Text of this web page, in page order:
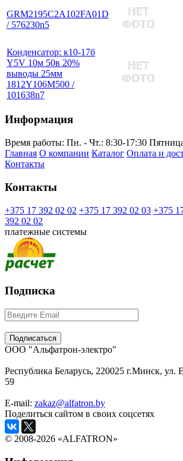
GRM2195C2A102FA01D
/ 576230n5
Конденсатор: к10-17б
Y5V 10м 50в 20%
выводы 25мм
1812Y106M500 /
101638n7
Информация
Время работы: Пн. - Чт.: 8:30-17:30
Главная О компании Каталог Оплата и
Контакты
Контакты
+375 17 392 02 02 +375 17 392 02 03 +375
392 02 02
платежные системы
Подписка
ООО "Альфатрон-электро"
Республика Беларусь, 220025 г.Минск, ул.
59
E-mail: zakaz@alfatron.by
Поделиться сайтом в своих соцсетях
© 2008-2026 «ALFATRON»